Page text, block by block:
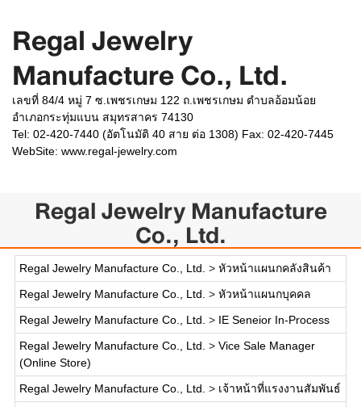
Regal Jewelry
Manufacture Co., Ltd.
เลขที่ 84/4 หมู่ 7 ซ.เพชรเกษม 122 ถ.เพชรเกษม ตำบลอ้อมน้อย
อำเภอกระทุ่มแบน สมุทรสาคร 74130
Tel: 02-420-7440 (อัตโนมัติ 40 สาย ต่อ 1308) Fax: 02-420-7445
WebSite: www.regal-jewelry.com
Regal Jewelry Manufacture
Co., Ltd.
Regal Jewelry Manufacture Co., Ltd. > หัวหน้าแผนกคลังสินค้า
Regal Jewelry Manufacture Co., Ltd. > หัวหน้าแผนกบุคคล
Regal Jewelry Manufacture Co., Ltd. > IE Seneior In-Process
Regal Jewelry Manufacture Co., Ltd. > Vice Sale Manager
(Online Store)
Regal Jewelry Manufacture Co., Ltd. > เจ้าหน้าที่แรงงานสัมพันธ์